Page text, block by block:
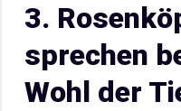
3.
sprechen
Wohl der